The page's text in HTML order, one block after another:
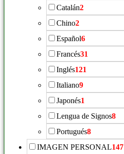
Catalán2
Chino2
Español6
Francés31
Inglés121
Italiano9
Japonés1
Lengua de Signos8
Portugués8
IMAGEN PERSONAL147